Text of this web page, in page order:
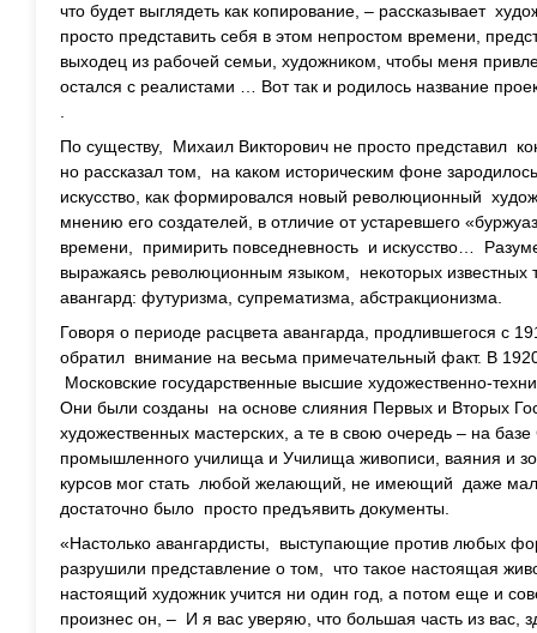
что будет выглядеть как копирование, – рассказывает
просто представить себя в этом непростом времени,
выходец из рабочей семьи, художником, чтобы меня
остался с реалистами … Вот так и родилось название
По существу, Михаил Викторович не просто представил
но рассказал том, на каком историческим фоне
искусство, как формировался новый революционный
мнению его создателей, в отличие от устаревшего
времени, примирить повседневность и искусство…
выражаясь революционным языком, некоторых известных
авангард: футуризма, супрематизма, абстракционизма.
Говоря о периоде расцвета авангарда, продлившегося с
обратил внимание на весьма примечательный факт. В
Московские государственные высшие художественно-
Они были созданы на основе слияния Первых и Вторых
художественных мастерских, а те в свою очередь – на базе
промышленного училища и Училища живописи, ваяния и
курсов мог стать любой желающий, не имеющий даже
достаточно было просто предъявить документы.
«Настолько авангардисты, выступающие против любых
разрушили представление о том, что такое настоящая
настоящий художник учится ни один год, а потом еще и
произнес он, – И я вас уверяю, что большая часть из вас,